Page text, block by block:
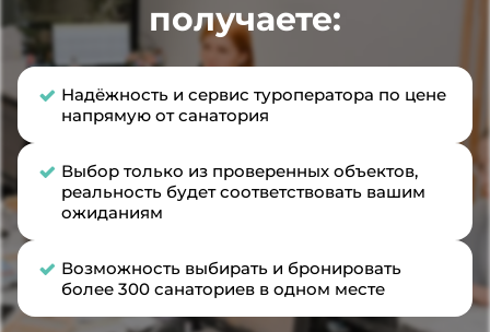
получаете:
Надёжность и сервис туроператора по цене
напрямую от санатория
Выбор только из проверенных объектов,
реальность будет соответствовать вашим
ожиданиям
Возможность выбирать и бронировать
более 300 санаториев в одном месте